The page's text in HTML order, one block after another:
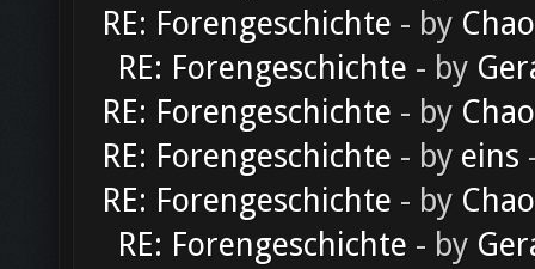
RE: Forengeschichte - by
RE: Forengeschichte - by
RE: Forengeschichte - by
RE: Forengeschichte - by eins
RE: Forengeschichte - by
RE: Forengeschichte - by